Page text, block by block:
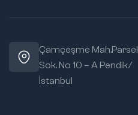
Çamçeşme Mah.Parsel
Sok. No 10 – A Pendik/
İstanbul